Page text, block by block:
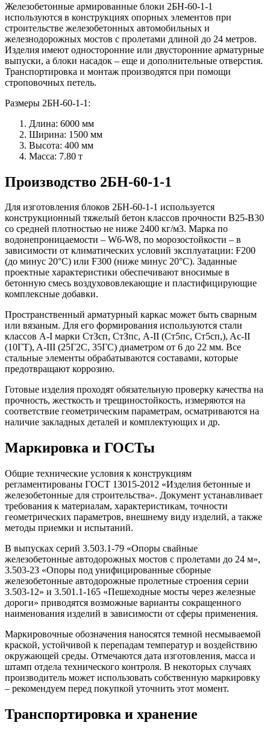
Железобетонные армированные блоки 2БН-60-1-1
используются в конструкциях опорных элементов при
строительстве железобетонных автомобильных и
железнодорожных мостов с пролетами длиной до 24 метров.
Изделия имеют односторонние или двусторонние арматурные
выпуски, а блоки насадок – еще и дополнительные отверстия.
Транспортировка и монтаж производятся при помощи
строповочных петель.
Размеры 2БН-60-1-1:
Длина: 6000 мм
Ширина: 1500 мм
Высота: 400 мм
Масса: 7.80 т
Производство 2БН-60-1-1
Для изготовления блоков 2БН-60-1-1 используется
конструкционный тяжелый бетон классов прочности В25-В30
со средней плотностью не ниже 2400 кг/м3. Марка по
водонепроницаемости – W6-W8, по морозостойкости – в
зависимости от климатических условий эксплуатации: F200
(до минус 20°C) или F300 (ниже минус 20°C). Заданные
проектные характеристики обеспечивают вносимые в
бетонную смесь воздухововлекающие и пластифицирующие
комплексные добавки.
Пространственный арматурный каркас может быть сварным
или вязаным. Для его формирования используются стали
классов A-I марки СтЗсп, СтЗпс, А-II (Ст5пс, Ст5сп,), Ac-II
(10ГТ), A-III (25Г2С, 35ГС) диаметром от 6 до 22 мм. Все
стальные элементы обрабатываются составами, которые
предотвращают коррозию.
Готовые изделия проходят обязательную проверку качества на
прочность, жесткость и трещиностойкость, измеряются на
соответствие геометрическим параметрам, осматриваются на
наличие закладных деталей и комплектующих и др.
Маркировка и ГОСТы
Общие технические условия к конструкциям
регламентированы ГОСТ 13015-2012 «Изделия бетонные и
железобетонные для строительства». Документ устанавливает
требования к материалам, характеристикам, точности
геометрических параметров, внешнему виду изделий, а также
методы приемки и испытаний.
В выпусках серий 3.503.1-79 «Опоры свайные
железобетонные автодорожных мостов с пролетами до 24 м»,
3.503-23 «Опоры под унифицированные сборные
железобетонные автодорожные пролетные строения серии
3.503-12» и 3.501.1-165 «Пешеходные мосты через железные
дороги» приводятся возможные варианты сокращенного
наименования изделий в зависимости от сферы применения.
Маркировочные обозначения наносятся темной несмываемой
краской, устойчивой к перепадам температур и воздействию
окружающей среды. Отмечаются дата изготовления, масса и
штамп отдела технического контроля. В некоторых случаях
производитель может использовать собственную маркировку
– рекомендуем перед покупкой уточнить этот момент.
Транспортировка и хранение